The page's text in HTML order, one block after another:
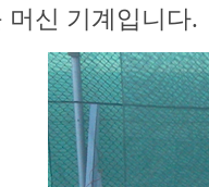
머신 기계입니다.